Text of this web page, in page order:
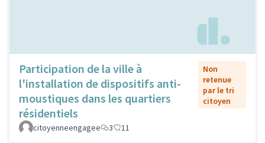
Participation de la ville à
l'installation de dispositifs anti-
moustiques dans les quartiers
résidentiels
Non
retenue
par le tri
citoyen
citoyenneengagee 3 11